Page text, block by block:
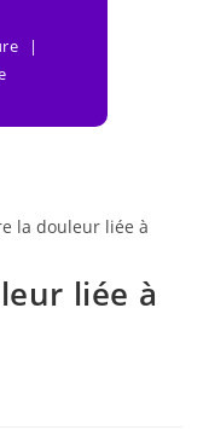
la douleur liée à
liée à